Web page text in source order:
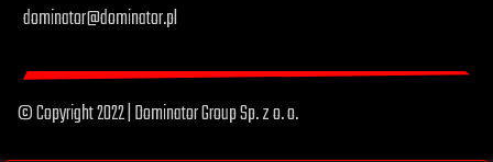
dominator@dominator.pl
© Copyright 2022 | Dominator Group Sp. z o. o.